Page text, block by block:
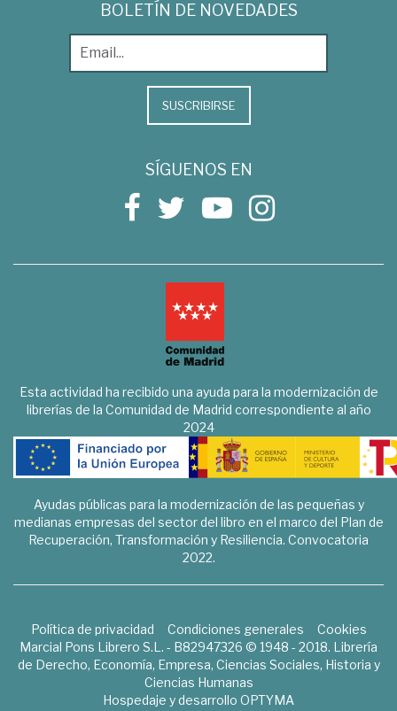
BOLETÍN DE NOVEDADES
SUSCRIBIRSE
SÍGUENOS EN
Esta actividad ha recibido una ayuda para la modernización de
librerías de la Comunidad de Madrid correspondiente al año
2024
Ayudas públicas para la modernización de las pequeñas y
medianas empresas del sector del libro en el marco del Plan de
Recuperación, Transformación y Resiliencia. Convocatoria
2022.
Política de privacidad Condiciones generales
Cookies
Marcial Pons Librero S.L. - B82947326 © 1948 - 2018. Librería
de Derecho, Economía, Empresa, Ciencias Sociales, Historia y
Ciencias Humanas
Hospedaje y desarrollo OPTYMA